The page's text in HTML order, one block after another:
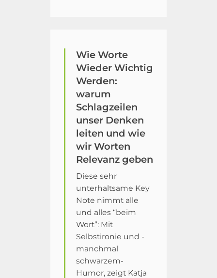
Wie Worte
Wieder Wichtig
Werden:
warum
Schlagzeilen
unser Denken
leiten und wie
wir Worten
Relevanz geben
Diese sehr
unterhaltsame Key
Note nimmt alle
und alles “beim
Wort”: Mit
Selbstironie und -
manchmal
schwarzem-
Humor, zeigt Katja